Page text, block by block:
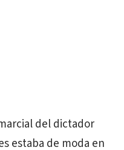
del dictador
estaba de moda en